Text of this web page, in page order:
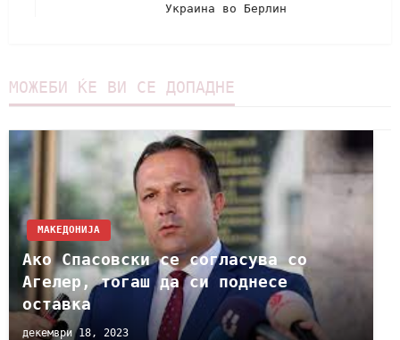
Украина во Берлин
МОЖЕБИ ЌЕ ВИ СЕ ДОПАДНЕ
МАКЕДОНИЈА
Ако Спасовски се согласува со
Агелер, тогаш да си поднесе
оставка
декември 18, 2023